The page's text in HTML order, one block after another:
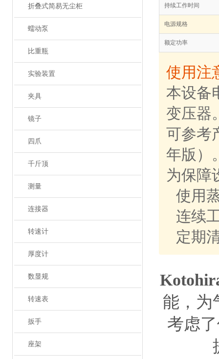
折叠式简易无尘柜
蠕动泵
比重瓶
实验装置
夹具
镜子
四爪
千斤顶
测量
连接器
转速计
厚度计
数显规
转速表
扳手
座架
持续工作时间
电源规格
额定功率
使用注
本设备
变压器
可参考
年版）
为保障
使用
连续
定期
能，为
考虑